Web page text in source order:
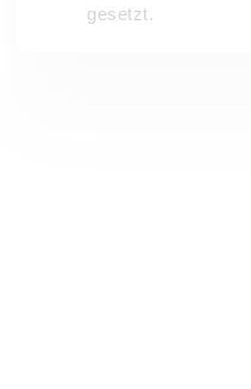
gesetzt.